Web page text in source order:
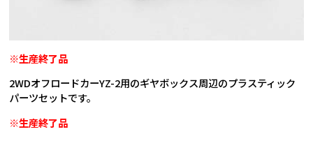
※生産終了品
2WDオフロードカーYZ-2用のギヤボックス周辺のプラスティック
パーツセットです。
※生産終了品